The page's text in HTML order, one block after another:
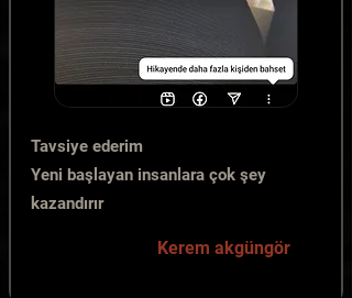
Tavsiye ederim
Yeni başlayan insanlara çok şey
kazandırır
Kerem akgüngör